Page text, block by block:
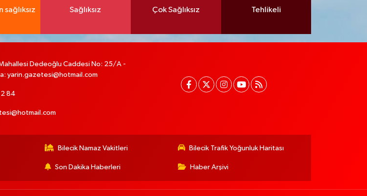
sağlıksız Sağlıksız Çok Sağlıksız Tehlikeli
Dedeoğlu Caddesi No: 25/A -
yarin.gazetesi@hotmail.com
84
Bilecik Namaz Vakitleri Bilecik Trafik Yoğunluk Haritası
Son Dakika Haberleri Haber Arşivi